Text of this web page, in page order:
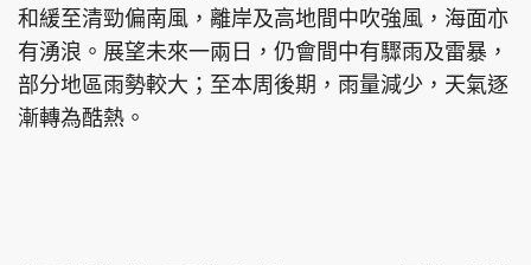
和緩至清勁偏南風，離岸及高地間中吹強風，海面亦
有湧浪。展望未來一兩日，仍會間中有驟雨及雷暴，
部分地區雨勢較大；至本周後期，雨量減少，天氣逐
漸轉為酷熱。